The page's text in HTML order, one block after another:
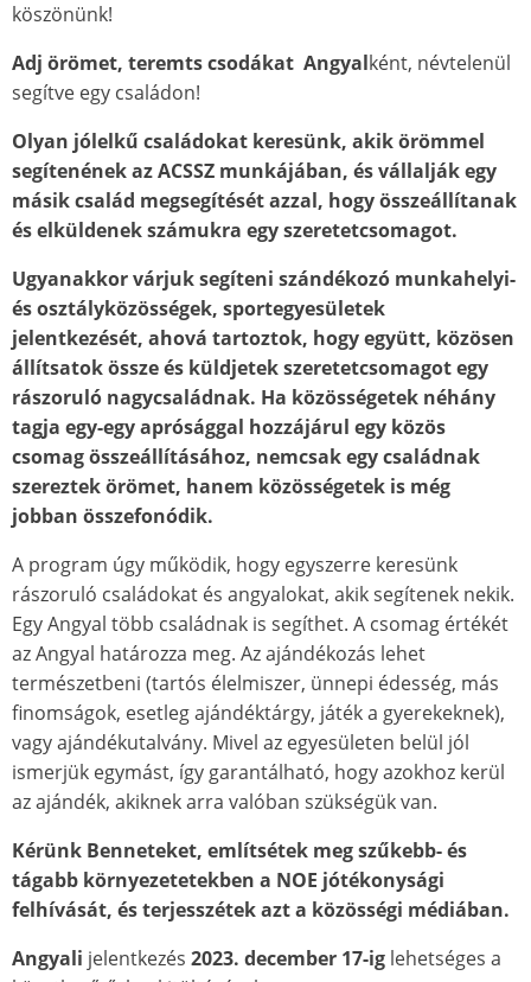
köszönünk!
Adj örömet, teremts csodákat Angyalként, névtelenül
segítve egy családon!
Olyan jólelkű családokat keresünk, akikörömmel
segítenének azACSSZ munkájában, és vállalják egy
másik család megsegítését azzal, hogy összeállítanak
és elküldenek számukra egy szeretetcsomagot.
Ugyanakkor várjuk segíteni szándékozó munkahelyi-
és osztályközösségek, sportegyesületek
jelentkezését, ahová tartoztok, hogy együtt, közösen
állítsatok össze és küldjetek szeretetcsomagot egy
rászoruló nagycsaládnak. Ha közösségetek néhány
tagja egy-egy aprósággal hozzájárul egy közös
csomag összeállításához, nemcsak egy családnak
szereztek örömet, hanem közösségetek is még
jobban összefonódik.
A program úgy működik, hogy egyszerre keresünk
rászoruló családokat és angyalokat, akik segítenek nekik.
Egy Angyal több családnak is segíthet. A csomag értékét
az Angyal határozza meg. Az ajándékozás lehet
természetbeni (tartós élelmiszer, ünnepi édesség, más
finomságok, esetleg ajándéktárgy, játék a gyerekeknek),
vagy ajándékutalvány. Mivel az egyesületen belül jól
ismerjük egymást, így garantálható, hogy azokhoz kerül
az ajándék, akiknek arra valóban szükségük van.
Kérünk Benneteket, említsétek meg szűkebb- és
tágabb környezetetekben a NOE jótékonysági
felhívását, és terjesszétek azt a közösségi médiában.
Angyali jelentkezés 2023. december 17-ig lehetséges a